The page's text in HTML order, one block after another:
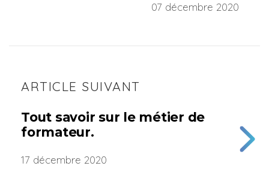
07 décembre 2020
ARTICLE SUIVANT
Tout savoir sur le métier de
formateur.
17 décembre 2020